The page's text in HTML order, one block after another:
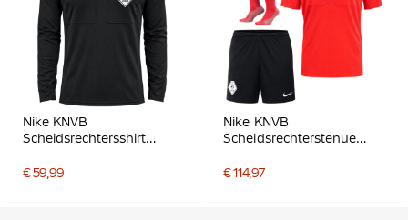
Nike KNVB
Scheidsrechtersshirt
Mouwen Zwart Wit
€ 59,99
Nike KNVB
Scheidsrechterstenue
€ 114,97